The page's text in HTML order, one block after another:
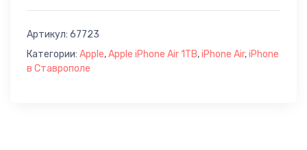
Артикул: 67723
Категории: Apple,Apple iPhone Air 1TB,iPhone Air,iPhone
в Ставрополе